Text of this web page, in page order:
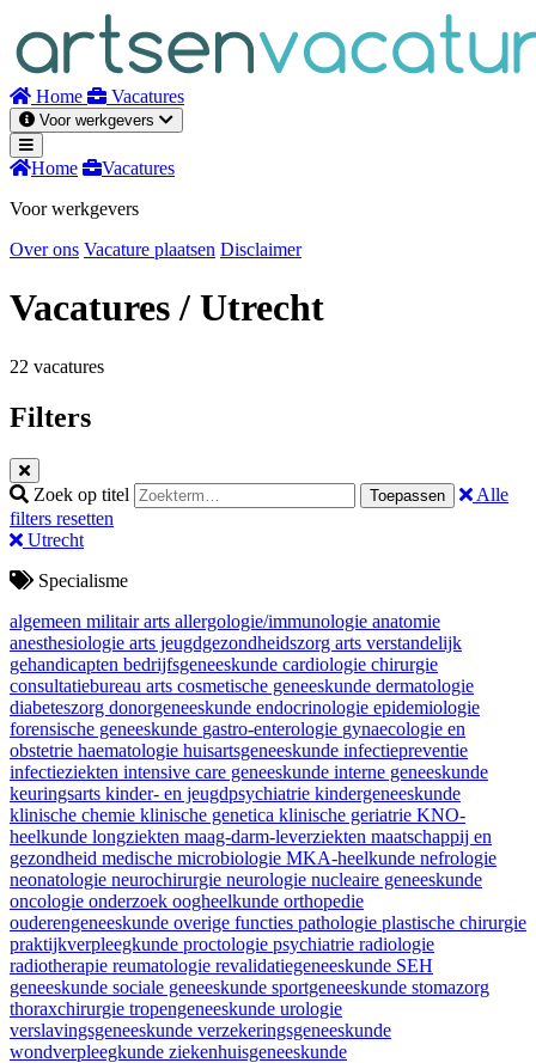
inhoud
Home Vacatures
Voor werkgevers
Home
Vacatures
Voor werkgevers
Over ons Vacature plaatsen Disclaimer
Vacatures/ Utrecht
22 vacatures
Filters
Zoek op titel Toepassen
Alle
filters resetten
Utrecht
Specialisme
algemeen militair arts allergologie/immunologie anatomie
anesthesiologie arts jeugdgezondheidszorg arts verstandelijk
gehandicapten bedrijfsgeneeskunde cardiologie chirurgie
consultatiebureau arts cosmetische geneeskunde dermatologie
diabeteszorg donorgeneeskunde endocrinologie epidemiologie
forensische geneeskunde gastro-enterologie gynaecologie en
obstetrie haematologie huisartsgeneeskunde infectiepreventie
infectieziekten intensive care geneeskunde interne geneeskunde
keuringsarts kinder- en jeugdpsychiatrie kindergeneeskunde
klinische chemie klinische genetica klinische geriatrie KNO-
heelkunde longziekten maag-darm-leverziekten maatschappij en
gezondheid medische microbiologie MKA-heelkunde nefrologie
neonatologie neurochirurgie neurologie nucleaire geneeskunde
oncologie onderzoek oogheelkunde orthopedie
ouderengeneeskunde overige functies pathologie plastische chirurgie
praktijkverpleegkunde proctologie psychiatrie radiologie
radiotherapie reumatologie revalidatiegeneeskunde SEH
geneeskunde sociale geneeskunde sportgeneeskunde stomazorg
thoraxchirurgie tropengeneeskunde urologie
verslavingsgeneeskunde verzekeringsgeneeskunde
wondverpleegkunde ziekenhuisgeneeskunde